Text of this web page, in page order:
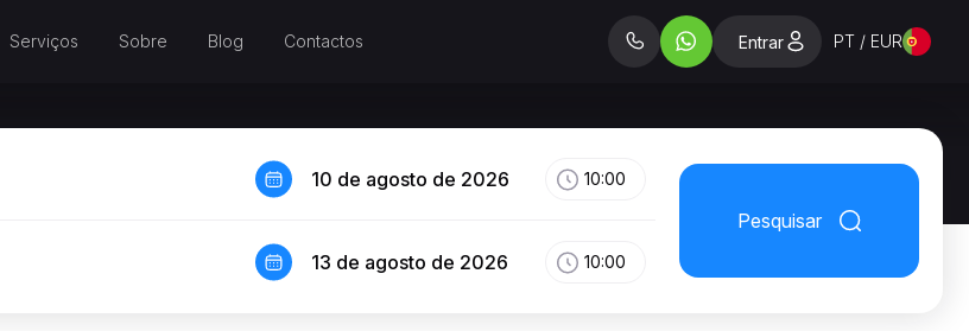
Serviços Sobre Blog Contactos Entrar PT / EUR
10 de agosto de 2026 10:00
13 de agosto de 2026 10:00
Pesquisar